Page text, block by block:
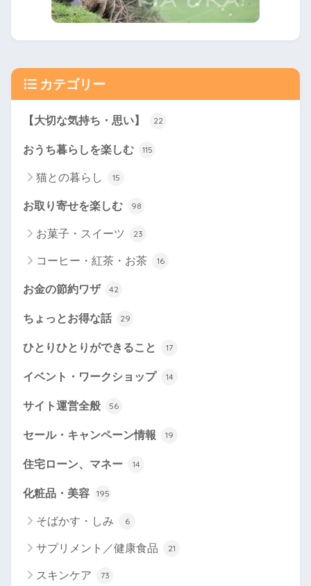
カテゴリー
【大切な気持ち・思い】 22
おうち暮らしを楽しむ 115
猫との暮らし 15
お取り寄せを楽しむ 98
お菓子・スイーツ 23
コーヒー・紅茶・お茶 16
お金の節約ワザ 42
ちょっとお得な話 29
ひとりひとりができること 17
イベント・ワークショップ 14
サイト運営全般 56
セール・キャンペーン情報 19
住宅ローン、マネー 14
化粧品・美容 195
そばかす・しみ 6
サプリメント／健康食品 21
スキンケア 73